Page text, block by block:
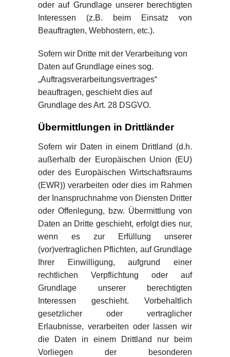
oder auf Grundlage unserer berechtigten
Interessen (z.B. beim Einsatz von
Beauftragten, Webhostern, etc.).
Sofern wir Dritte mit der Verarbeitung von
Daten auf Grundlage eines sog.
„Auftragsverarbeitungsvertrages“
beauftragen, geschieht dies auf
Grundlage des Art. 28 DSGVO.
Übermittlungen in Drittländer
Sofern wir Daten in einem Drittland (d.h.
außerhalb der Europäischen Union (EU)
oder des Europäischen Wirtschaftsraums
(EWR)) verarbeiten oder dies im Rahmen
der Inanspruchnahme von Diensten Dritter
oder Offenlegung, bzw. Übermittlung von
Daten an Dritte geschieht, erfolgt dies nur,
wenn es zur Erfüllung unserer
(vor)vertraglichen Pflichten, auf Grundlage
Ihrer Einwilligung, aufgrund einer
rechtlichen Verpflichtung oder auf
Grundlage unserer berechtigten
Interessen geschieht. Vorbehaltlich
gesetzlicher oder vertraglicher
Erlaubnisse, verarbeiten oder lassen wir
die Daten in einem Drittland nur beim
Vorliegen der besonderen